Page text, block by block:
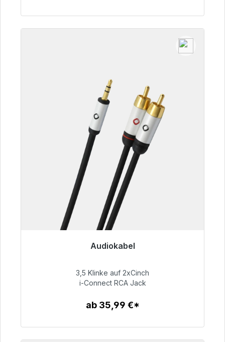
Audiokabel
51,99 €
3,5 Klinke auf 2xCinch
i-Connect RCA Jack
ab 35,99 €*